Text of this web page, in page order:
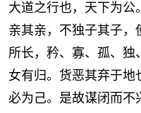
大道之行也，天
亲其亲，不独子其子，
所长，矜、寡、孤、独
女有归。货恶其弃
必为己。是故谋闭而不